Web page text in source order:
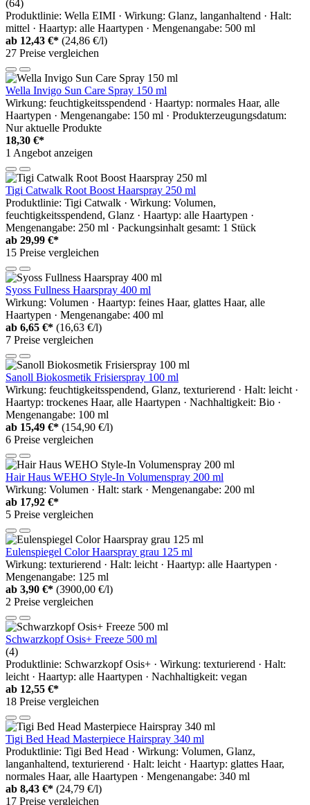
(64)
Produktlinie: Wella EIMI · Wirkung: Glanz, langanhaltend · Halt:
mittel · Haartyp: alle Haartypen · Mengenangabe: 500 ml
ab 12,43 €* (24,86 €/l)
27 Preise vergleichen
Wella Invigo Sun Care Spray 150 ml
Wirkung: feuchtigkeitsspendend · Haartyp: normales Haar, alle
Haartypen · Mengenangabe: 150 ml · Produkterzeugungsdatum:
Nur aktuelle Produkte
18,30 €*
1 Angebot anzeigen
Tigi Catwalk Root Boost Haarspray 250 ml
Produktlinie: Tigi Catwalk · Wirkung: Volumen,
feuchtigkeitsspendend, Glanz · Haartyp: alle Haartypen ·
Mengenangabe: 250 ml · Packungsinhalt gesamt: 1 Stück
ab 29,99 €*
15 Preise vergleichen
Syoss Fullness Haarspray 400 ml
Wirkung: Volumen · Haartyp: feines Haar, glattes Haar, alle
Haartypen · Mengenangabe: 400 ml
ab 6,65 €* (16,63 €/l)
7 Preise vergleichen
Sanoll Biokosmetik Frisierspray 100 ml
Wirkung: feuchtigkeitsspendend, Glanz, texturierend · Halt: leicht ·
Haartyp: trockenes Haar, alle Haartypen · Nachhaltigkeit: Bio ·
Mengenangabe: 100 ml
ab 15,49 €* (154,90 €/l)
6 Preise vergleichen
Hair Haus WEHO Style-In Volumenspray 200 ml
Wirkung: Volumen · Halt: stark · Mengenangabe: 200 ml
ab 17,92 €*
5 Preise vergleichen
Eulenspiegel Color Haarspray grau 125 ml
Wirkung: texturierend · Halt: leicht · Haartyp: alle Haartypen ·
Mengenangabe: 125 ml
ab 3,90 €* (3900,00 €/l)
2 Preise vergleichen
Schwarzkopf Osis+ Freeze 500 ml
(4)
Produktlinie: Schwarzkopf Osis+ · Wirkung: texturierend · Halt:
leicht · Haartyp: alle Haartypen · Nachhaltigkeit: vegan
ab 12,55 €*
18 Preise vergleichen
Tigi Bed Head Masterpiece Hairspray 340 ml
Produktlinie: Tigi Bed Head · Wirkung: Volumen, Glanz,
langanhaltend, texturierend · Halt: leicht · Haartyp: glattes Haar,
normales Haar, alle Haartypen · Mengenangabe: 340 ml
ab 8,43 €* (24,79 €/l)
17 Preise vergleichen